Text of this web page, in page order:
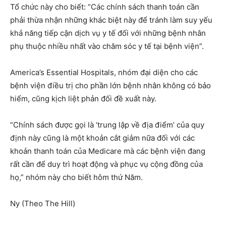
Tổ chức này cho biết: “Các chính sách thanh toán cần
phải thừa nhận những khác biệt này để tránh làm suy yếu
khả năng tiếp cận dịch vụ y tế đối với những bệnh nhân
phụ thuộc nhiều nhất vào chăm sóc y tế tại bệnh viện”.
America’s Essential Hospitals, nhóm đại diện cho các
bệnh viện điều trị cho phần lớn bệnh nhân không có bảo
hiểm, cũng kịch liệt phản đối đề xuất này.
“Chính sách được gọi là ‘trung lập về địa điểm’ của quy
định này cũng là một khoản cắt giảm nữa đối với các
khoản thanh toán của Medicare mà các bệnh viện đang
rất cần để duy trì hoạt động và phục vụ cộng đồng của
họ,” nhóm này cho biết hôm thứ Năm.
Ny (Theo The Hill)